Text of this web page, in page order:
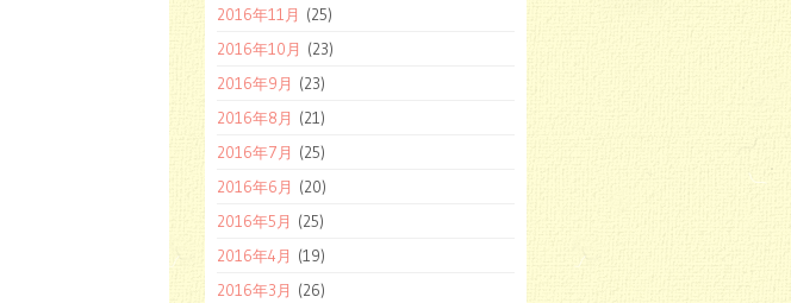
2016年11月 (25)
2016年10月 (23)
2016年9月 (23)
2016年8月 (21)
2016年7月 (25)
2016年6月 (20)
2016年5月 (25)
2016年4月 (19)
2016年3月 (26)